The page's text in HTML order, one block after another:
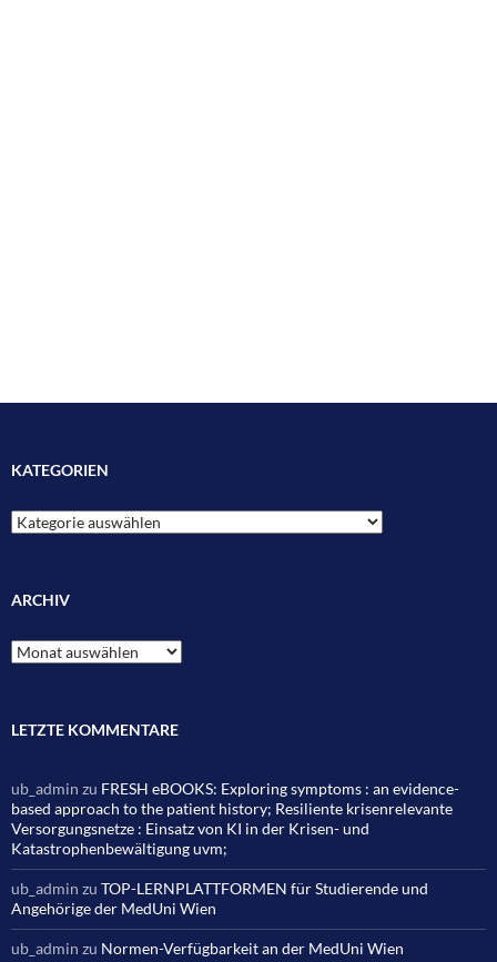
KATEGORIEN
Kategorien
ARCHIV
Archiv
LETZTE KOMMENTARE
ub_admin zu FRESH eBOOKS: Exploring symptoms : an evidence-
based approach to the patient history; Resiliente krisenrelevante
Versorgungsnetze : Einsatz von KI in der Krisen- und
Katastrophenbewältigung uvm;
ub_admin zu TOP-LERNPLATTFORMEN für Studierende und
Angehörige der MedUni Wien
ub_admin zu Normen-Verfügbarkeit an der MedUni Wien